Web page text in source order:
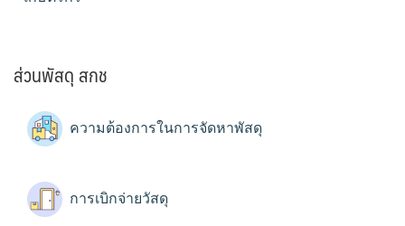
ส่วนพัสดุ สกช
ความต้องการในการจัดหาพัสดุ
การเบิกจ่ายวัสดุ